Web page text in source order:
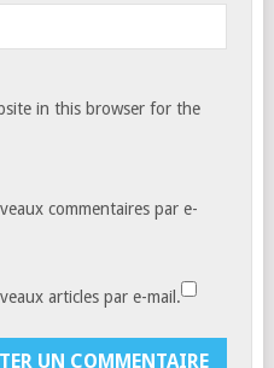
in this browser for the
commentaires par e-
articles par e-mail.